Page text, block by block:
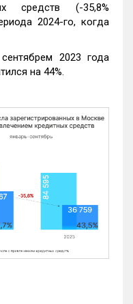
средств (-35,8%
2024-го, когда
2023 года
на 44%.